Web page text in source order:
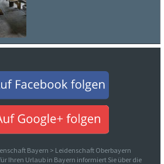
Bayern > Leidenschaft Oberbayern
Ihren Urlaub in Bayern informiert Sie über die